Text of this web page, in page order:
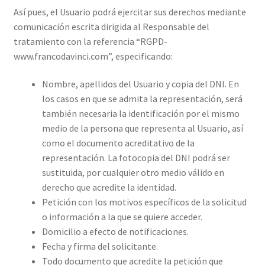
Así pues, el Usuario podrá ejercitar sus derechos mediante
comunicación escrita dirigida al Responsable del
tratamiento con la referencia “RGPD-
www.francodavinci.com”, especificando:
Nombre, apellidos del Usuario y copia del DNI. En
los casos en que se admita la representación, será
también necesaria la identificación por el mismo
medio de la persona que representa al Usuario, así
como el documento acreditativo de la
representación. La fotocopia del DNI podrá ser
sustituida, por cualquier otro medio válido en
derecho que acredite la identidad.
Petición con los motivos específicos de la solicitud
o información a la que se quiere acceder.
Domicilio a efecto de notificaciones.
Fecha y firma del solicitante.
Todo documento que acredite la petición que